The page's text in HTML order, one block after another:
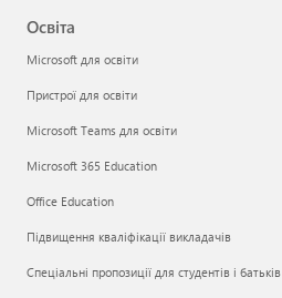
Освіта
Microsoft для освіти
Пристрої для освіти
Microsoft Teams для освіти
Microsoft 365 Education
Office Education
Підвищення кваліфікації викладачів
Спеціальні пропозиції для студентів і батьків